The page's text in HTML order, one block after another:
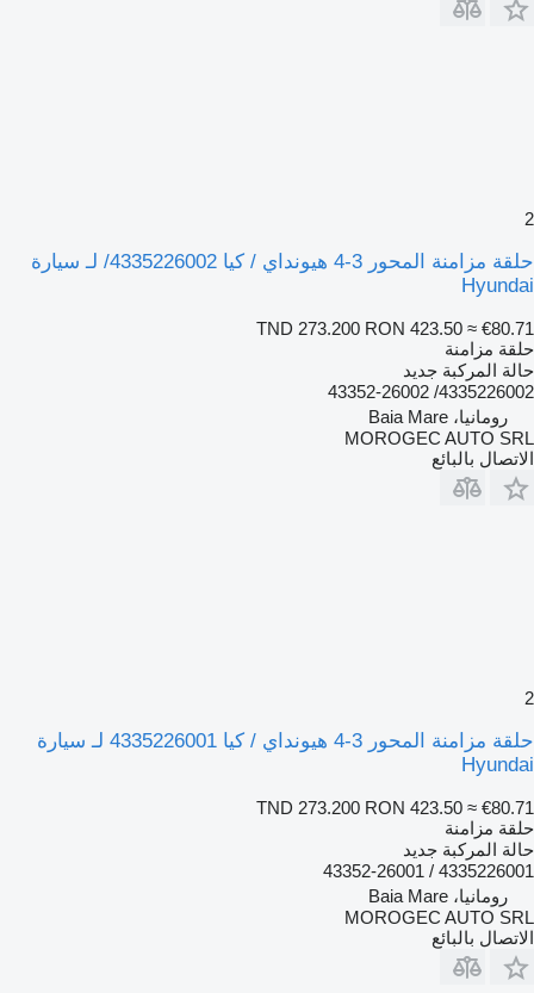
2
حلقة مزامنة المحور 3-4 هيونداي / كيا 4335226002/ لـ سيارة
Hyundai
TND 273.200 RON 423.50 ≈ €80.71
حلقة مزامنة
حالة المركبة جديد
4335226002/ 43352-26002
رومانيا، Baia Mare
MOROGEC AUTO SRL
الاتصال بالبائع
2
حلقة مزامنة المحور 3-4 هيونداي / كيا 4335226001 لـ سيارة
Hyundai
TND 273.200 RON 423.50 ≈ €80.71
حلقة مزامنة
حالة المركبة جديد
4335226001 / 43352-26001
رومانيا، Baia Mare
MOROGEC AUTO SRL
الاتصال بالبائع